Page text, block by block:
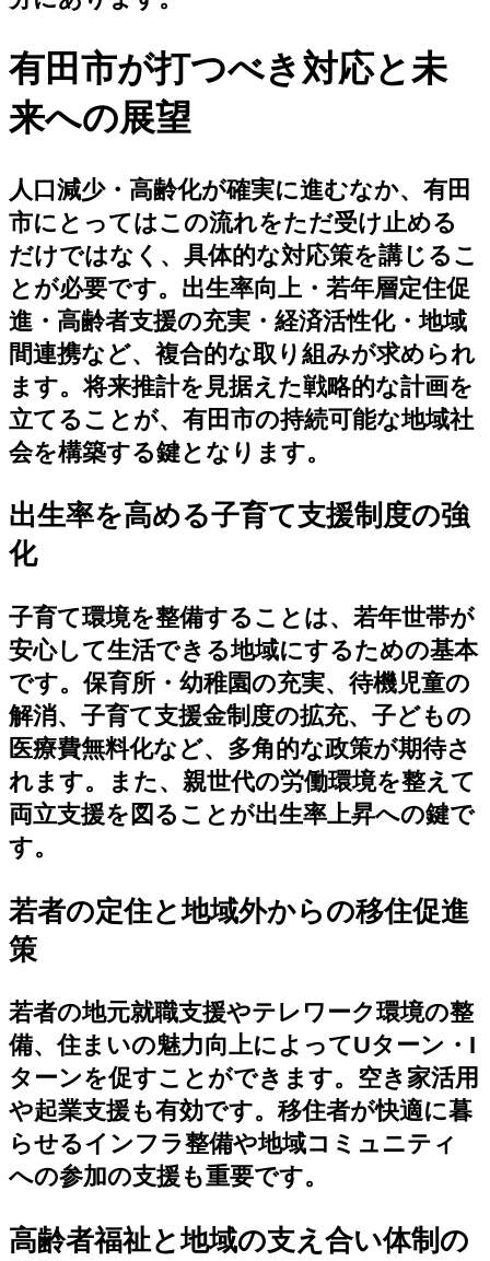
有田市が打つべき対応と未
来への展望
人口減少・高齢化が確実に進むなか、有田
市にとってはこの流れをただ受け止める
だけではなく、具体的な対応策を講じるこ
とが必要です。出生率向上・若年層定住促
進・高齢者支援の充実・経済活性化・地域
間連携など、複合的な取り組みが求められ
ます。将来推計を見据えた戦略的な計画を
立てることが、有田市の持続可能な地域社
会を構築する鍵となります。
出生率を高める子育て支援制度の強
化
子育て環境を整備することは、若年世帯が
安心して生活できる地域にするための基本
です。保育所・幼稚園の充実、待機児童の
解消、子育て支援金制度の拡充、子どもの
医療費無料化など、多角的な政策が期待さ
れます。また、親世代の労働環境を整えて
両立支援を図ることが出生率上昇への鍵で
す。
若者の定住と地域外からの移住促進
策
若者の地元就職支援やテレワーク環境の整
備、住まいの魅力向上によってUターン・I
ターンを促すことができます。空き家活用
や起業支援も有効です。移住者が快適に暮
らせるインフラ整備や地域コミュニティ
への参加の支援も重要です。
高齢者福祉と地域の支え合い体制の